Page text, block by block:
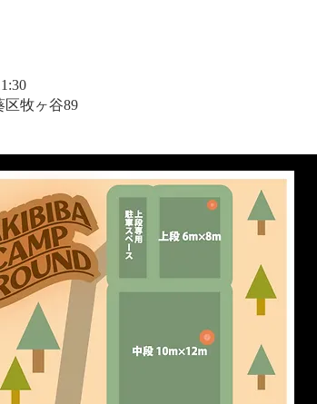
区牧ヶ谷89